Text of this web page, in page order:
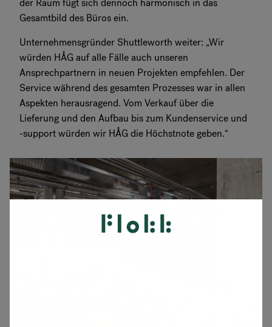
der Raum fügt sich dennoch harmonisch in das
Gesamtbild des Büros ein.
Unternehmensgründer Shuttleworth weiter: „Wir
würden HÅG auf alle Fälle auch unseren
Ansprechpartnern in neuen Projekten empfehlen. Der
Service während des gesamten Prozesses war in allen
Aspekten herausragend. Vom Verkauf über die
Lieferung und den Aufbau bis zum Kundenservice und
-support würden wir HÅG die Höchstnote geben.“